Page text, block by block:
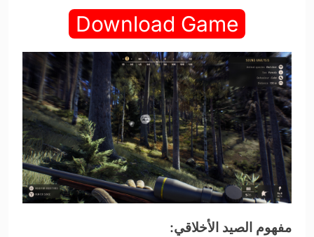
Download Game
مفهوم الصيد الأخلاقي: